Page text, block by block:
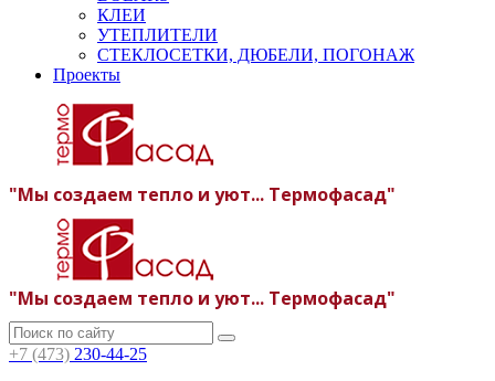
КЛЕИ
УТЕПЛИТЕЛИ
СТЕКЛОСЕТКИ, ДЮБЕЛИ, ПОГОНАЖ
Проекты
"Мы создаем тепло и уют... Термофасад"
"Мы создаем тепло и уют... Термофасад"
+7 (473) 230-44-25